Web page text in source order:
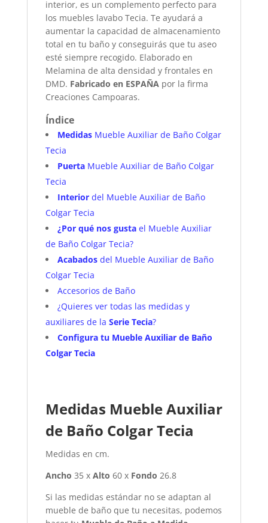
interior, es un complemento perfecto para
los muebles lavabo Tecia. Te ayudará a
aumentar la capacidad de almacenamiento
total en tu baño y conseguirás que tu aseo
esté siempre recogido. Elaborado en
Melamina de alta densidad y frontales en
DMD. Fabricado en ESPAÑA por la firma
Creaciones Campoaras.
Índice
MedidasMueble Auxiliar de Baño Colgar
Tecia
PuertaMueble Auxiliar de Baño Colgar
Tecia
Interiordel Mueble Auxiliar de Baño
Colgar Tecia
¿Por qué nos gustael Mueble Auxiliar
de Baño Colgar Tecia?
Acabadosdel Mueble Auxiliar de Baño
Colgar Tecia
Accesorios de Baño
¿Quieres ver todas las medidas y
auxiliares de la Serie Tecia?
Configura tu Mueble Auxiliar de Baño
Colgar Tecia
Medidas Mueble Auxiliar
de Baño Colgar Tecia
Medidas en cm.
Ancho 35 x Alto 60 x Fondo 26.8
Si las medidas estándar no se adaptan al
mueble de baño que tu necesitas, podemos